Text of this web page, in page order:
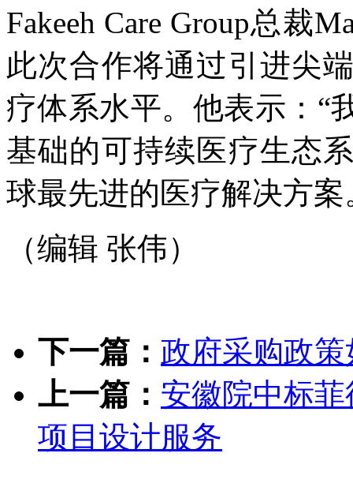
Fakeeh Care Group总裁
此次合作将通过引进尖
疗体系水平。他表示：“
基础的可持续医疗生态
球最先进的医疗解决方案
（编辑 张伟）
下一篇： 政府采购政
上一篇： 安徽院中标
项目设计服务